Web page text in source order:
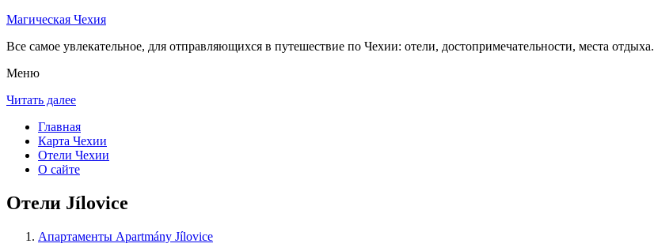
Магическая Чехия
Все самое увлекательное, для отправляющихся в путешествие по Чехии: отели, достопримечательности, места отдыха.
Меню
Читать далее
Главная
Карта Чехии
Отели Чехии
О сайте
Отели Jílovice
Апартаменты Apartmány Jílovice